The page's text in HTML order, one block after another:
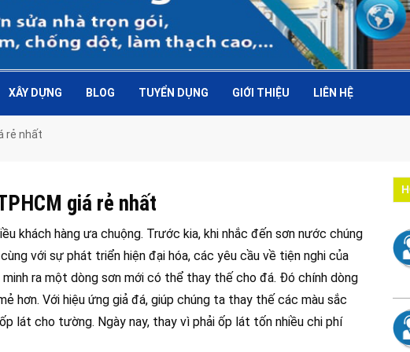
XÂY DỰNG BLOG TUYỂN DỤNG GIỚI THIỆU LIÊN HỆ
rẻ nhất
giá rẻ nhất
khách hàng ưa chuộng. Trước kia, khi nhắc đến sơn nước chúng
với sự phát triển hiện đại hóa, các yêu cầu về tiện nghi của
ra một dòng sơn mới có thể thay thế cho đá. Đó chính dòng
hơn. Với hiệu ứng giả đá, giúp chúng ta thay thế các màu sắc
lát cho tường. Ngày nay, thay vì phải ốp lát tốn nhiều chi phí